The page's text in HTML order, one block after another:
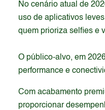
No cenário atual de
uso de aplicativos
quem prioriza selfies e
O público-alvo, em
performance e
Com acabamento
proporcionar